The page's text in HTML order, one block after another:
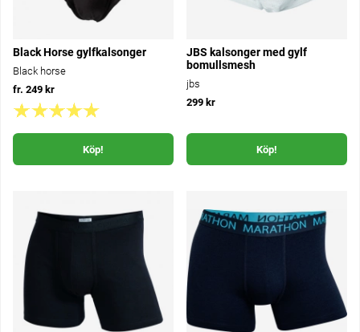
Black Horse gylfkalsonger
Black horse
fr. 249 kr
Köp!
JBS kalsonger med gylf
bomullsmesh
jbs
299 kr
Köp!